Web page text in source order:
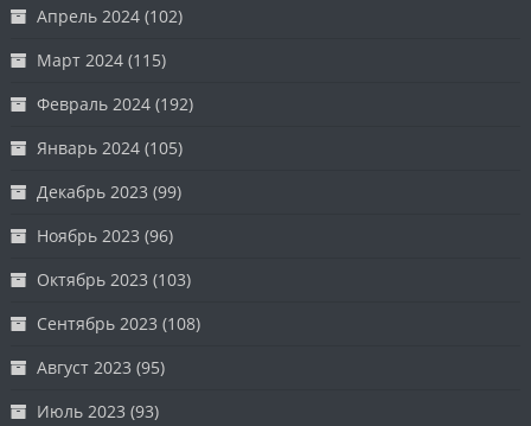
Апрель 2024 (102)
Март 2024 (115)
Февраль 2024 (192)
Январь 2024 (105)
Декабрь 2023 (99)
Ноябрь 2023 (96)
Октябрь 2023 (103)
Сентябрь 2023 (108)
Август 2023 (95)
Июль 2023 (93)